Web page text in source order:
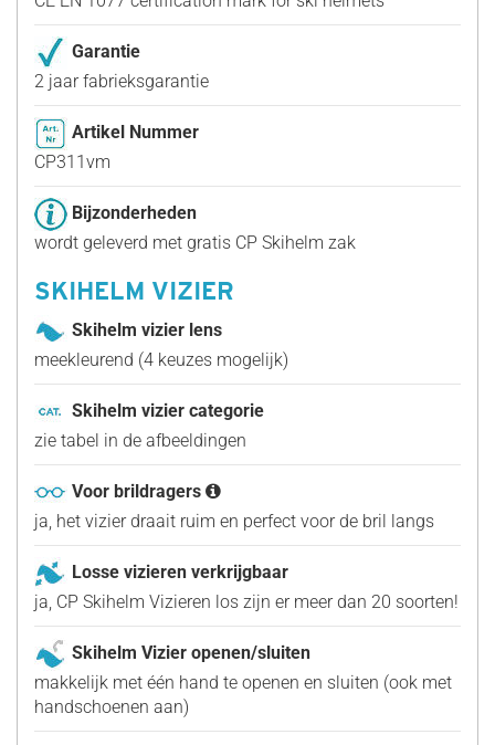
Garantie
2 jaar fabrieksgarantie
Artikel Nummer
CP311vm
Bijzonderheden
wordt geleverd met gratis CP Skihelm zak
SKIHELM VIZIER
Skihelm vizier lens
meekleurend (4 keuzes mogelijk)
Skihelm vizier categorie
zie tabel in de afbeeldingen
Voor brildragers
ja, het vizier draait ruim en perfect voor de bril langs
Losse vizieren verkrijgbaar
ja, CP Skihelm Vizieren los zijn er meer dan 20 soorten!
Skihelm Vizier openen/sluiten
makkelijk met één hand te openen en sluiten (ook met
handschoenen aan)